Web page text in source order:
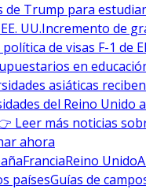
de Trump para
UU.Incremento de
de visas F-1 de
en
asiáticas
del Reino Unido
Leer más noticias
ahora
FranciaReino Unido
paísesGuías de